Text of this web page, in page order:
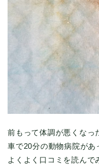
前もって体調が悪くなっ
車で20分の動物病院があ
よくよく口コミを読んで